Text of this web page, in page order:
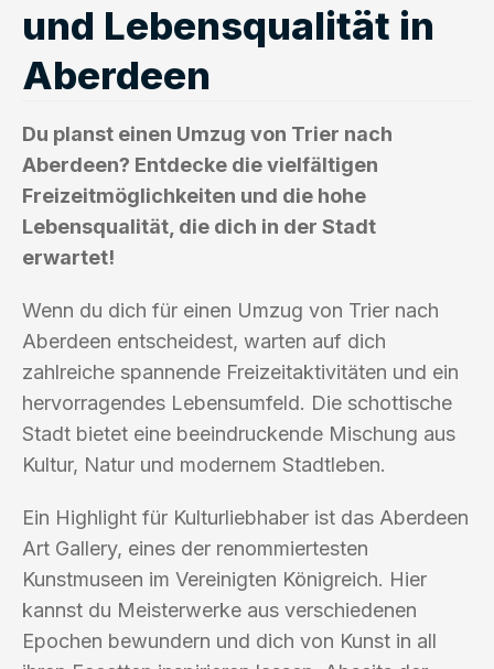
und Lebensqualität in
Aberdeen
Du planst einen Umzug von Trier nach
Aberdeen? Entdecke die vielfältigen
Freizeitmöglichkeiten und die hohe
Lebensqualität, die dich in der Stadt
erwartet!
Wenn du dich für einen Umzug von Trier nach
Aberdeen entscheidest, warten auf dich
zahlreiche spannende Freizeitaktivitäten und ein
hervorragendes Lebensumfeld. Die schottische
Stadt bietet eine beeindruckende Mischung aus
Kultur, Natur und modernem Stadtleben.
Ein Highlight für Kulturliebhaber ist das Aberdeen
Art Gallery, eines der renommiertesten
Kunstmuseen im Vereinigten Königreich. Hier
kannst du Meisterwerke aus verschiedenen
Epochen bewundern und dich von Kunst in all